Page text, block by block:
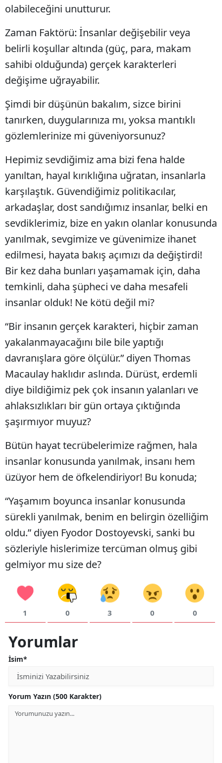
olabileceğini unutturur.
Zaman Faktörü: İnsanlar değişebilir veya
belirli koşullar altında (güç, para, makam
sahibi olduğunda) gerçek karakterleri
değişime uğrayabilir.
Şimdi bir düşünün bakalım, sizce birini
tanırken, duygularınıza mı, yoksa mantıklı
gözlemlerinize mi güveniyorsunuz?
Hepimiz sevdiğimiz ama bizi fena halde
yanıltan, hayal kırıklığına uğratan, insanlarla
karşılaştık. Güvendiğimiz politikacılar,
arkadaşlar, dost sandığımız insanlar, belki en
sevdiklerimiz, bize en yakın olanlar konusunda
yanılmak, sevgimize ve güvenimize ihanet
edilmesi, hayata bakış açımızı da değiştirdi!
Bir kez daha bunları yaşamamak için, daha
temkinli, daha şüpheci ve daha mesafeli
insanlar olduk! Ne kötü değil mi?
“Bir insanın gerçek karakteri, hiçbir zaman
yakalanmayacağını bile bile yaptığı
davranışlara göre ölçülür.” diyen Thomas
Macaulay haklıdır aslında. Dürüst, erdemli
diye bildiğimiz pek çok insanın yalanları ve
ahlaksızlıkları bir gün ortaya çıktığında
şaşırmıyor muyuz?
Bütün hayat tecrübelerimize rağmen, hala
insanlar konusunda yanılmak, insanı hem
üzüyor hem de öfkelendiriyor! Bu konuda;
“Yaşamım boyunca insanlar konusunda
sürekli yanılmak, benim en belirgin özelliğim
oldu.” diyen Fyodor Dostoyevski, sanki bu
sözleriyle hislerimize tercüman olmuş gibi
gelmiyor mu size de?
1 0 3 0 0
Yorumlar
İsim*
Yorum Yazın (500 Karakter)